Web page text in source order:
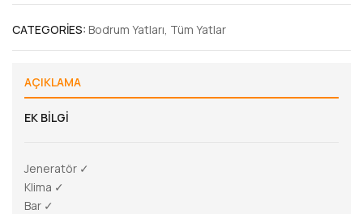
CATEGORIES: Bodrum Yatları Tüm Yatlar
AÇIKLAMA
EK BILGI
Jeneratör ✓
Klima ✓
Bar ✓